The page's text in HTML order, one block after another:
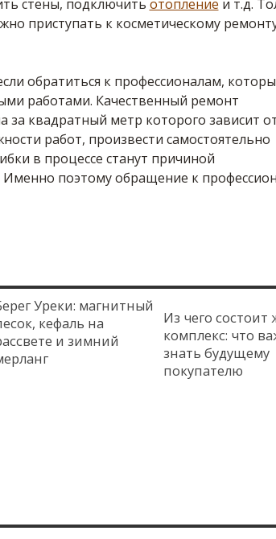
стены, подключить отопление и т.д.
приступать к косметическому
обратиться к профессионалам,
работами. Качественный ремонт
за квадратный метр которого зависит
работ, произвести самостоятельно
в процессе станут причиной
поэтому обращение к
Уреки: магнитный
кефаль на
и зимний
Из чего состоит
комплекс: что
знать будущему
покупателю